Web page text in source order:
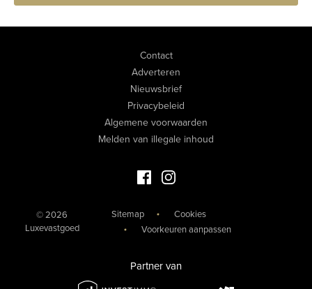
Contact
Adverteren
Nieuwsbrief
Privacybeleid
Algemene voorwaarden
Melden van illegale inhoud
Facebook Luxevastgoed
Instagram Luxevastgoed
© 2026
Luxevastgoed
Sitemap
Cookies
Voorkeuren aanpassen
Partner van